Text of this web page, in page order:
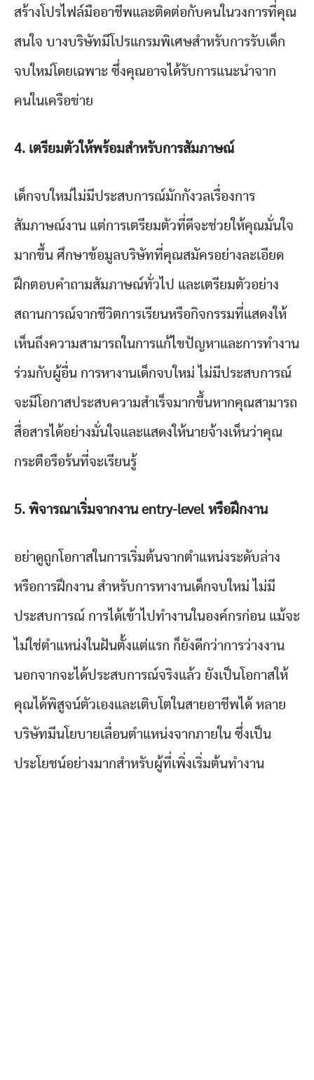
สร้างโปรไฟล์มืออาชีพและติดต่อกับคนในวงการที่คุณ
สนใจ บางบริษัทมีโปรแกรมพิเศษสำหรับการรับเด็ก
จบใหม่โดยเฉพาะ ซึ่งคุณอาจได้รับการแนะนำจาก
คนในเครือข่าย
4. เตรียมตัวให้พร้อมสำหรับการสัมภาษณ์
เด็กจบใหม่ไม่มีประสบการณ์มักกังวลเรื่องการ
สัมภาษณ์งาน แต่การเตรียมตัวที่ดีจะช่วยให้คุณมั่นใจ
มากขึ้น ศึกษาข้อมูลบริษัทที่คุณสมัครอย่างละเอียด
ฝึกตอบคำถามสัมภาษณ์ทั่วไป และเตรียมตัวอย่าง
สถานการณ์จากชีวิตการเรียนหรือกิจกรรมที่แสดงให้
เห็นถึงความสามารถในการแก้ไขปัญหาและการทำงาน
ร่วมกับผู้อื่น การหางานเด็กจบใหม่ ไม่มีประสบการณ์
จะมีโอกาสประสบความสำเร็จมากขึ้นหากคุณสามารถ
สื่อสารได้อย่างมั่นใจและแสดงให้นายจ้างเห็นว่าคุณ
กระตือรือร้นที่จะเรียนรู้
5. พิจารณาเริ่มจากงาน entry-level หรือฝึกงาน
อย่าดูถูกโอกาสในการเริ่มต้นจากตำแหน่งระดับล่าง
หรือการฝึกงาน สำหรับการหางานเด็กจบใหม่ ไม่มี
ประสบการณ์ การได้เข้าไปทำงานในองค์กรก่อน แม้จะ
ไม่ใช่ตำแหน่งในฝันตั้งแต่แรก ก็ยังดีกว่าการว่างงาน
นอกจากจะได้ประสบการณ์จริงแล้ว ยังเป็นโอกาสให้
คุณได้พิสูจน์ตัวเองและเติบโตในสายอาชีพได้ หลาย
บริษัทมีนโยบายเลื่อนตำแหน่งจากภายใน ซึ่งเป็น
ประโยชน์อย่างมากสำหรับผู้ที่เพิ่งเริ่มต้นทำงาน